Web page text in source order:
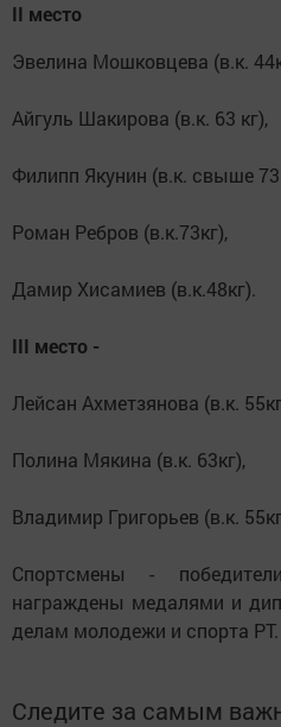
II место
Эвелина Мошковцева (в.к.
Айгуль Шакирова (в.к. 63 кг),
Филипп Якунин (в.к. свыше 73
Роман Ребров (в.к.73кг),
Дамир Хисамиев (в.к.48кг).
III место -
Лейсан Ахметзянова (в.к.
Полина Мякина (в.к. 63кг),
Владимир Григорьев (в.к.
Спортсмены -
награждены медалями и
делам молодежи и спорта РТ.
Следите за самым